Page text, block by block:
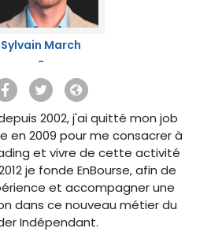
Sylvain March
-
2002, j'ai quitté mon job
en 2009 pour me consacrer à
et vivre de cette activité
je fonde EnBourse, afin de
et accompagner une
dans ce nouveau métier du
Indépendant.